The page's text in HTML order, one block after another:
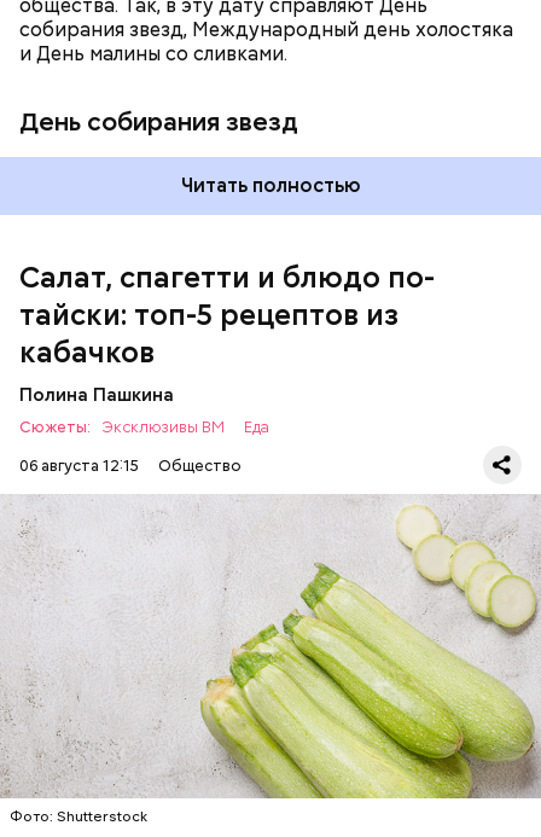
общества. Так, в эту дату справляют День
собирания звезд, Международный день холостяка
и День малины со сливками.
День собирания звезд
Читать полностью
Салат, спагетти и блюдо по-
тайски: топ-5 рецептов из
кабачков
Полина Пашкина
Сюжеты: Эксклюзивы ВМ
Еда
06 августа 12:15
Общество
Фото: Shutterstock
Ингредиенты:
кабачок;
петрушка;
оливковое масло;
ЕДА ОВОЩИ РЕЦЕПТЫ